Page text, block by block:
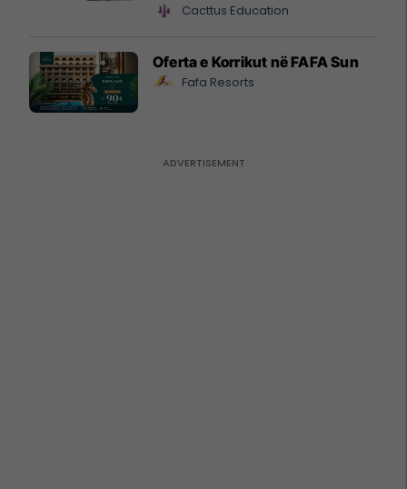
Cacttus Education
Oferta e Korrikut në FAFA Sun
Fafa Resorts